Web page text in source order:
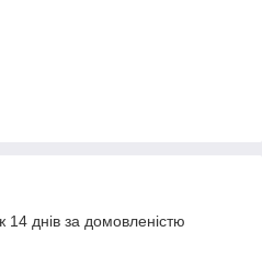
днів за домовленістю